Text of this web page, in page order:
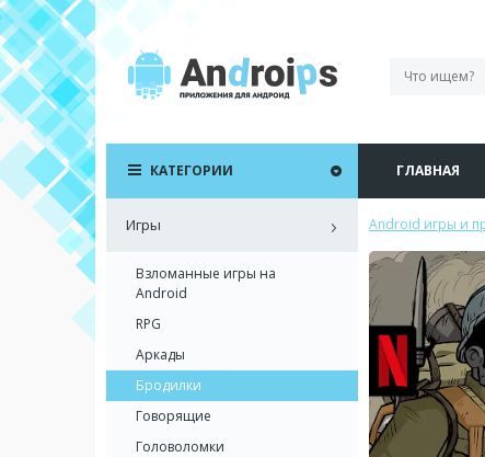
ГЛАВНАЯ
Android игры и
КАТЕГОРИИ
Игры
Взломанные игры на
Android
RPG
Аркады
Бродилки
Говорящие
Головоломки